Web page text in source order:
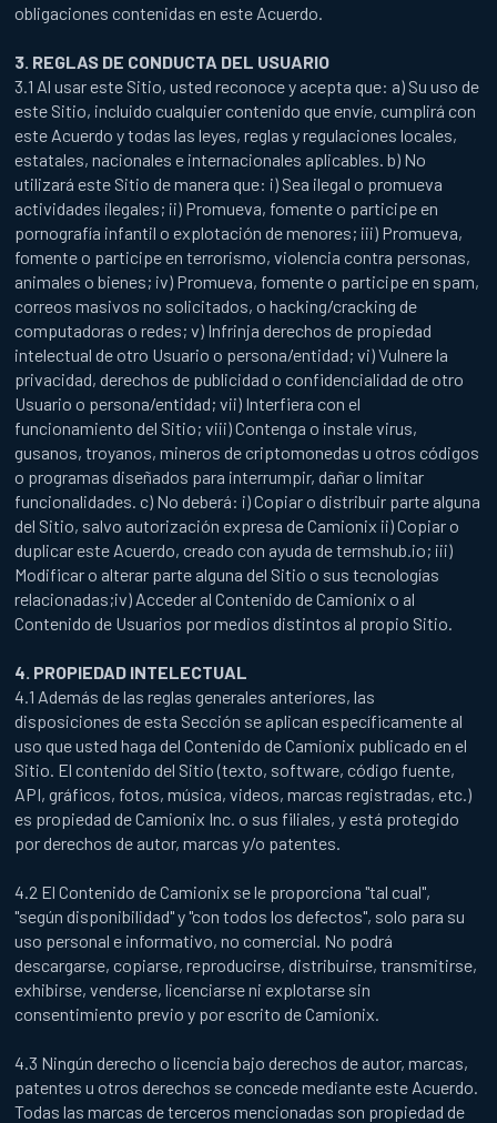
obligaciones contenidas en este Acuerdo.
3. REGLAS DE CONDUCTA DEL USUARIO
3.1 Al usar este Sitio, usted reconoce y acepta que: a) Su uso de
este Sitio, incluido cualquier contenido que envíe, cumplirá con
este Acuerdo y todas las leyes, reglas y regulaciones locales,
estatales, nacionales e internacionales aplicables. b) No
utilizará este Sitio de manera que: i) Sea ilegal o promueva
actividades ilegales; ii) Promueva, fomente o participe en
pornografía infantil o explotación de menores; iii) Promueva,
fomente o participe en terrorismo, violencia contra personas,
animales o bienes; iv) Promueva, fomente o participe en spam,
correos masivos no solicitados, o hacking/cracking de
computadoras o redes; v) Infrinja derechos de propiedad
intelectual de otro Usuario o persona/entidad; vi) Vulnere la
privacidad, derechos de publicidad o confidencialidad de otro
Usuario o persona/entidad; vii) Interfiera con el
funcionamiento del Sitio; viii) Contenga o instale virus,
gusanos, troyanos, mineros de criptomonedas u otros códigos
o programas diseñados para interrumpir, dañar o limitar
funcionalidades. c) No deberá: i) Copiar o distribuir parte alguna
del Sitio, salvo autorización expresa de Camionix ii) Copiar o
duplicar este Acuerdo, creado con ayuda de termshub.io; iii)
Modificar o alterar parte alguna del Sitio o sus tecnologías
relacionadas;iv) Acceder al Contenido de Camionix o al
Contenido de Usuarios por medios distintos al propio Sitio.
4. PROPIEDAD INTELECTUAL
4.1 Además de las reglas generales anteriores, las
disposiciones de esta Sección se aplican específicamente al
uso que usted haga del Contenido de Camionix publicado en el
Sitio. El contenido del Sitio (texto, software, código fuente,
API, gráficos, fotos, música, videos, marcas registradas, etc.)
es propiedad de Camionix Inc. o sus filiales, y está protegido
por derechos de autor, marcas y/o patentes.
4.2 El Contenido de Camionix se le proporciona "tal cual",
"según disponibilidad" y "con todos los defectos", solo para su
uso personal e informativo, no comercial. No podrá
descargarse, copiarse, reproducirse, distribuirse, transmitirse,
exhibirse, venderse, licenciarse ni explotarse sin
consentimiento previo y por escrito de Camionix.
4.3 Ningún derecho o licencia bajo derechos de autor, marcas,
patentes u otros derechos se concede mediante este Acuerdo.
Todas las marcas de terceros mencionadas son propiedad de